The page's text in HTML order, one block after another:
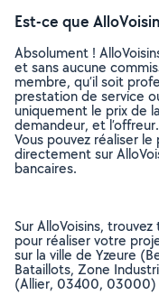
Est-ce que
Absolument !
et sans aucune
membre, qu’il soit
prestation de service
uniquement le prix de
demandeur, et l’offreur.
Vous pouvez réaliser
directement sur
bancaires.
Sur AlloVoisins,
pour réaliser votre
sur la ville de Yzeure
Bataillots, Zone
(Allier, 03400, 03000)